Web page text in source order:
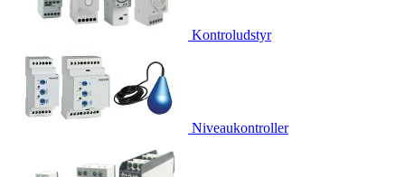
Kontroludstyr
Niveaukontroller